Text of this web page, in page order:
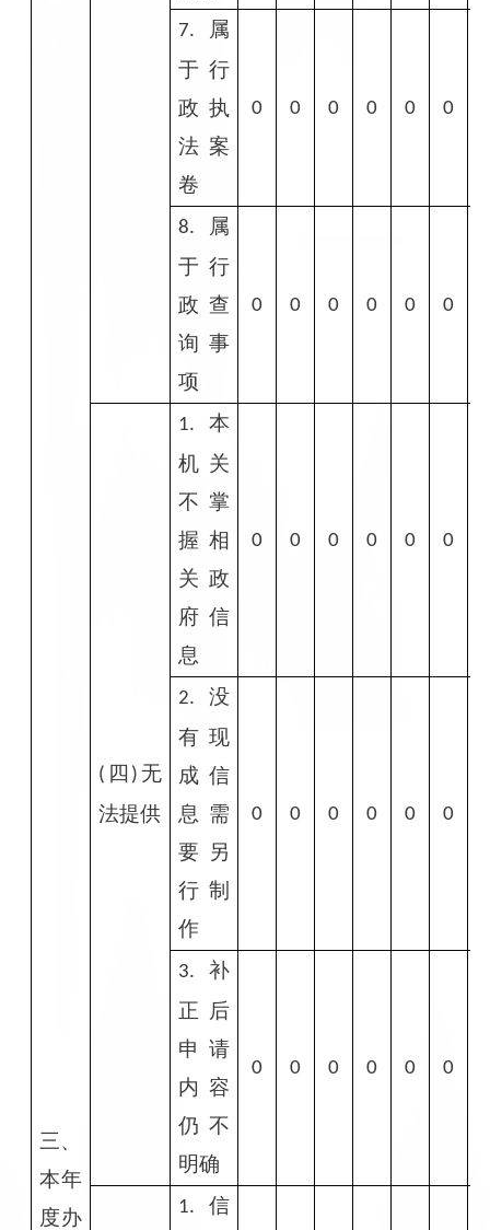
三、
本年
度办
7.
属
于行
政执
法案
卷
0 0 0 0 0 0
8.
属
于行
政查
询事
项
0 0 0 0 0 0
( 四 ) 无
法提供
1.
本
机关
不掌
握相
关政
府信
息
0 0 0 0 0 0
2.
没
有现
成信
息需
要另
行制
作
0 0 0 0 0 0
3.
补
正后
申请
内容
仍不
明确
0 0 0 0 0 0
1.
信